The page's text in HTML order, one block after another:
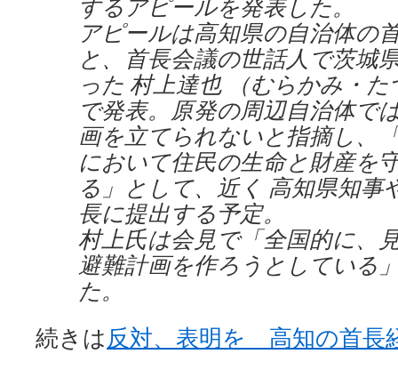
するアピールを発表した。
アピールは高知県の自治体の
と、首長会議の世話人で茨城
った 村上達也 （むらかみ・
で発表。原発の周辺自治体で
画を立てられないと指摘し、
において住民の生命と財産を
る」として、近く 高知県知事
長に提出する予定。
村上氏は会見で「全国的に、
避難計画を作ろうとしている
た。
続きは反対、表明を 高知の首長